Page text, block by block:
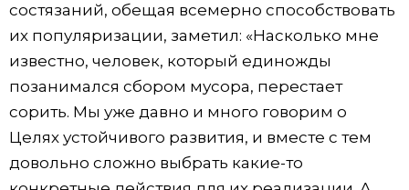
состязаний, обещая всемерно способствовать
их популяризации, заметил: «Насколько мне
известно, человек, который единожды
позанимался сбором мусора, перестает
сорить. Мы уже давно и много говорим о
Целях устойчивого развития, и вместе с тем
довольно сложно выбрать какие-то